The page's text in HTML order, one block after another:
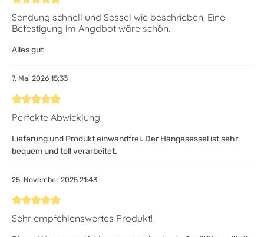
Bewertung mit 5 von 5 Sternen
Sendung schnell und Sessel wie beschrieben. Eine
Befestigung im Angdbot wäre schön.
Alles gut
7. Mai 2026 15:33
Bewertung mit 5 von 5 Sternen
Perfekte Abwicklung
Lieferung und Produkt einwandfrei. Der Hängesessel ist sehr
bequem und toll verarbeitet.
25. November 2025 21:43
Bewertung mit 5 von 5 Sternen
Sehr empfehlenswertes Produkt!